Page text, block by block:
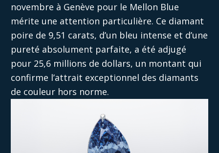
novembre à Genève pour le Mellon Blue
mérite une attention particulière. Ce diamant
poire de 9,51 carats, d’un bleu intense et d’une
pureté absolument parfaite, a été adjugé
pour 25,6 millions de dollars, un montant qui
confirme l’attrait exceptionnel des diamants
de couleur hors norme.